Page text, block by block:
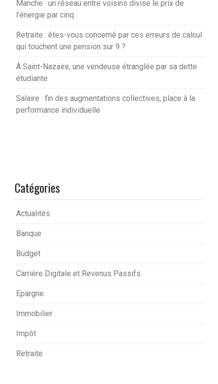
Manche : un réseau entre voisins divise le prix de
l’énergie par cinq
Retraite : êtes-vous concerné par ces erreurs de calcul
qui touchent une pension sur 9 ?
À Saint-Nazaire, une vendeuse étranglée par sa dette
étudiante
Salaire : fin des augmentations collectives, place à la
performance individuelle
Catégories
Actualités
Banque
Budget
Carrière Digitale et Revenus Passifs
Epargne
Immobilier
Impôt
Retraite